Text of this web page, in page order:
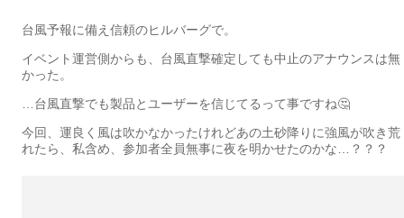
台風予報に備え信頼のヒルバーグで。
イベント運営側からも、台風直撃確定しても中止のアナウンスは無
かった。
…台風直撃でも製品とユーザーを信じてるって事ですね🤔
今回、運良く風は吹かなかったけれどあの土砂降りに強風が吹き荒
れたら、私含め、参加者全員無事に夜を明かせたのかな…？？？